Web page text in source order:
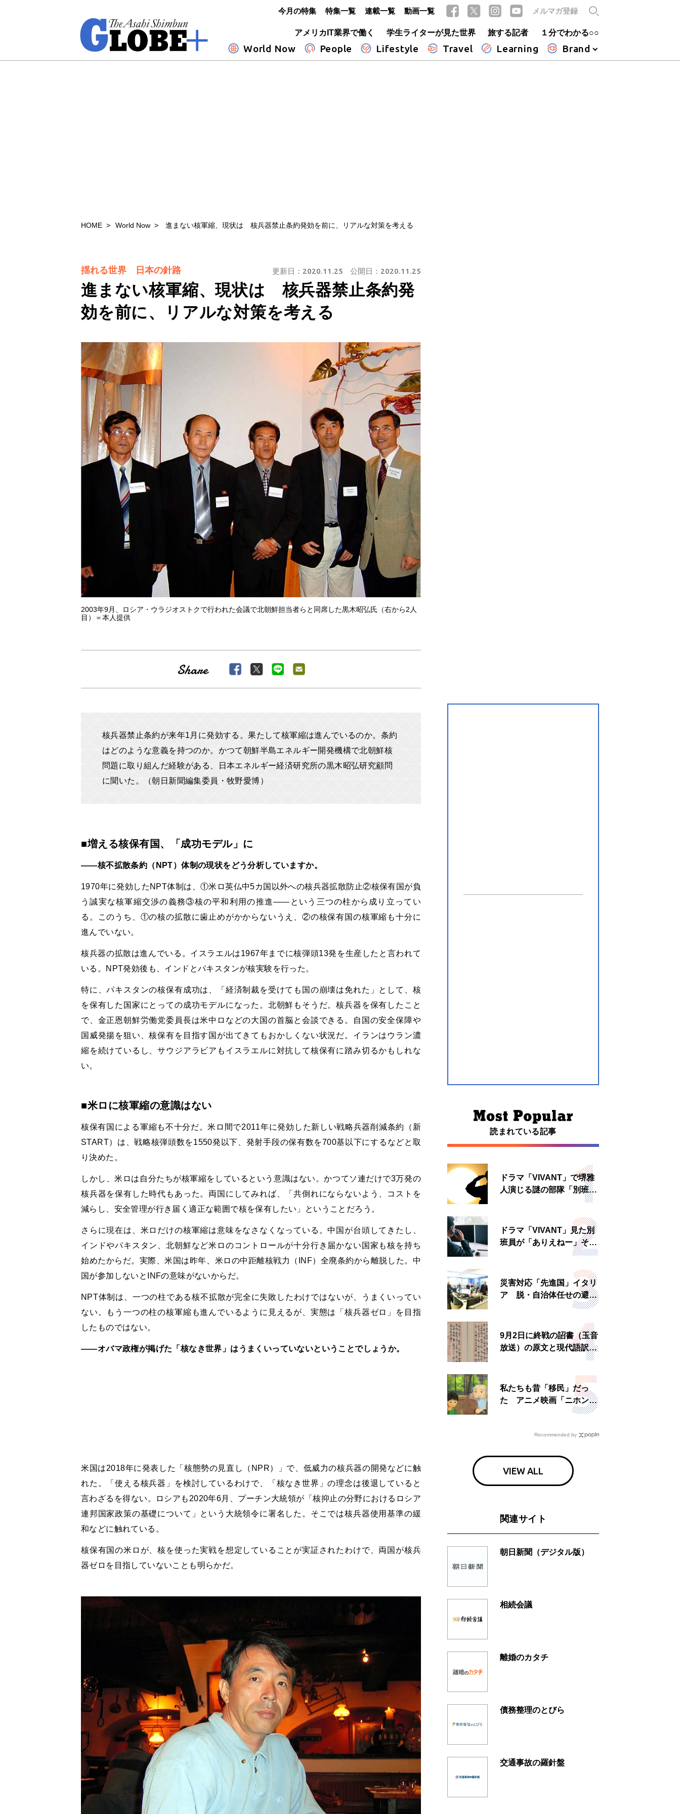
アメリカIT業界で働く
学生ライターが見た世界 旅する記者 １分でわかる○○
World Now People Lifestyle Travel Learning Brand
今月の特集 特集一覧 連載一覧 動画一覧 メルマガ登録
HOME World Now 進まない核軍縮、現状は 核兵器禁止条約発効を前に、リアルな対策を考える
進まない核軍縮、現状は 核兵器禁止条約発
効を前に、リアルな対策を考える
揺れる世界 日本の針路 更新日： 2020.11.25 公開日： 2020.11.25
2003年9月、ロシア・ウラジオストクで行われた会議で北朝鮮担当者らと同席した黒木昭弘氏（右から2人
目）＝本人提供
核兵器禁止条約が来年1月に発効する。果たして核軍縮は進んでいるのか。条約
はどのような意義を持つのか。かつて朝鮮半島エネルギー開発機構で北朝鮮核
問題に取り組んだ経験がある、日本エネルギー経済研究所の黒木昭弘研究顧問
に聞いた。（朝日新聞編集委員・牧野愛博）
■増える核保有国、「成功モデル」に
――核不拡散条約（NPT）体制の現状をどう分析していますか。
1970年に発効したNPT体制は、①米ロ英仏中5カ国以外への核兵器拡散防止②核保有国が負
う誠実な核軍縮交渉の義務③核の平和利用の推進――という三つの柱から成り立ってい
る。このうち、①の核の拡散に歯止めがかからないうえ、②の核保有国の核軍縮も十分に
進んでいない。
核兵器の拡散は進んでいる。イスラエルは1967年までに核弾頭13発を生産したと言われて
いる。NPT発効後も、インドとパキスタンが核実験を行った。
特に、パキスタンの核保有成功は、「経済制裁を受けても国の崩壊は免れた」として、核
を保有した国家にとっての成功モデルになった。北朝鮮もそうだ。核兵器を保有したこと
で、金正恩朝鮮労働党委員長は米中ロなどの大国の首脳と会談できる。自国の安全保障や
国威発揚を狙い、核保有を目指す国が出てきてもおかしくない状況だ。イランはウラン濃
縮を続けているし、サウジアラビアもイスラエルに対抗して核保有に踏み切るかもしれな
い。
■米ロに核軍縮の意識はない
核保有国による軍縮も不十分だ。米ロ間で2011年に発効した新しい戦略兵器削減条約（新
START）は、戦略核弾頭数を1550発以下、発射手段の保有数を700基以下にするなどと取
り決めた。
しかし、米ロは自分たちが核軍縮をしているという意識はない。かつてソ連だけで3万発の
核兵器を保有した時代もあった。両国にしてみれば、「共倒れにならないよう、コストを
減らし、安全管理が行き届く適正な範囲で核を保有したい」ということだろう。
さらに現在は、米ロだけの核軍縮は意味をなさなくなっている。中国が台頭してきたし、
インドやパキスタン、北朝鮮など米ロのコントロールが十分行き届かない国家も核を持ち
始めたからだ。実際、米国は昨年、米ロの中距離核戦力（INF）全廃条約から離脱した。中
国が参加しないとINFの意味がないからだ。
NPT体制は、一つの柱である核不拡散が完全に失敗したわけではないが、うまくいってい
ない。もう一つの柱の核軍縮も進んでいるように見えるが、実態は「核兵器ゼロ」を目指
したものではない。
――オバマ政権が掲げた「核なき世界」はうまくいっていないということでしょうか。
米国は2018年に発表した「核態勢の見直し（NPR）」で、低威力の核兵器の開発などに触
れた。「使える核兵器」を検討しているわけで、「核なき世界」の理念は後退していると
言わざるを得ない。ロシアも2020年6月、プーチン大統領が「核抑止の分野におけるロシア
連邦国家政策の基礎について」という大統領令に署名した。そこでは核兵器使用基準の緩
和などに触れている。
核保有国の米ロが、核を使った実戦を想定していることが実証されたわけで、両国が核兵
器ゼロを目指していないことも明らかだ。
読まれている記事
ドラマ「VIVANT」で堺雅
人演じる謎の部隊「別班」
は実在する？内情知る人物
ドラマ「VIVANT」見た別
班員が「ありえねー」その
理由とは 非公然組織ゆえ
災害対応「先進国」イタリ
ア 脱・自治体任せの避難
所運営、被災者への温かい
9月2日に終戦の詔書（玉音
放送）の原文と現代語訳を
読む もう一つの「終戦の
私たちも昔「移民」だっ
た アニメ映画「ニホンジ
Recommended by
VIEW ALL
関連サイト
朝日新聞（デジタル版）
相続会議
離婚のカタチ
債務整理のとびら
交通事故の羅針盤